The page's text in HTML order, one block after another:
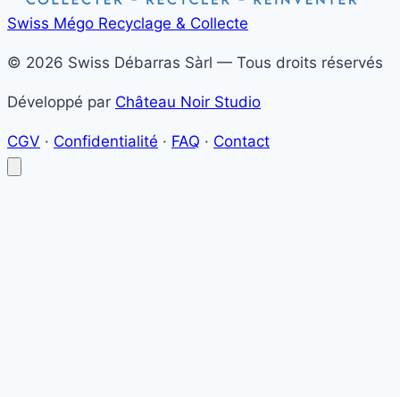
Swiss Mégo Recyclage & Collecte
© 2026 Swiss Débarras Sàrl — Tous droits réservés
Développé par Château Noir Studio
CGV · Confidentialité · FAQ · Contact